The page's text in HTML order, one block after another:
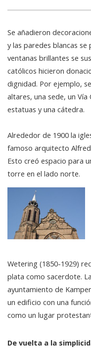
Se añadieron
y las paredes blancas
ventanas brillantes se
católicos hicieron
dignidad. Por ejemplo,
altares, una sede, un
estatuas y una cátedra.
Alrededor de 1900 la
famoso arquitecto
Esto creó espacio para
torre en el lado norte.
Wetering (1850-1929)
plata como sacerdote.
ayuntamiento de
un edificio con una
como un lugar
De vuelta a la